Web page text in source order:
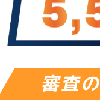
審査